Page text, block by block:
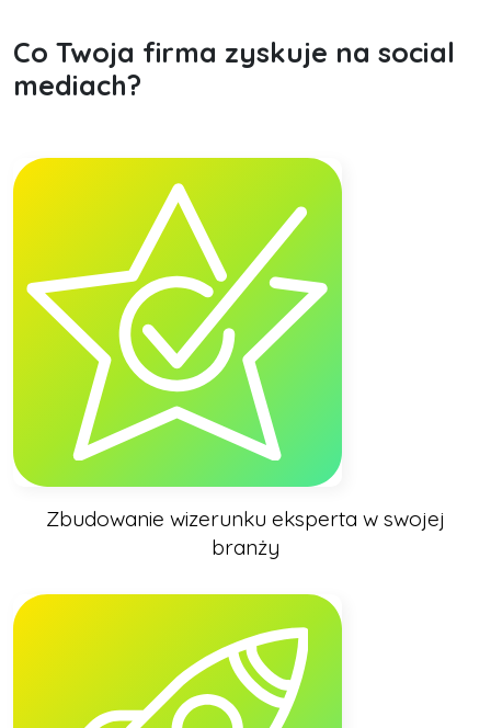
Co Twoja firma zyskuje na social
mediach?
Zbudowanie wizerunku eksperta w swojej
branży